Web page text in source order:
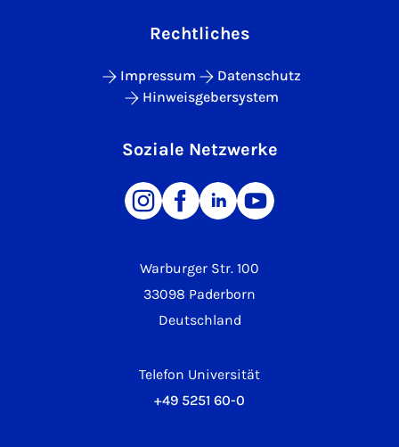
Warburger Str. 100
33098 Paderborn
Deutschland
Telefon Universität
+49 5251 60-0
Rechtliches
Impressum
Datenschutz
Hinweisgebersystem
Soziale Netzwerke